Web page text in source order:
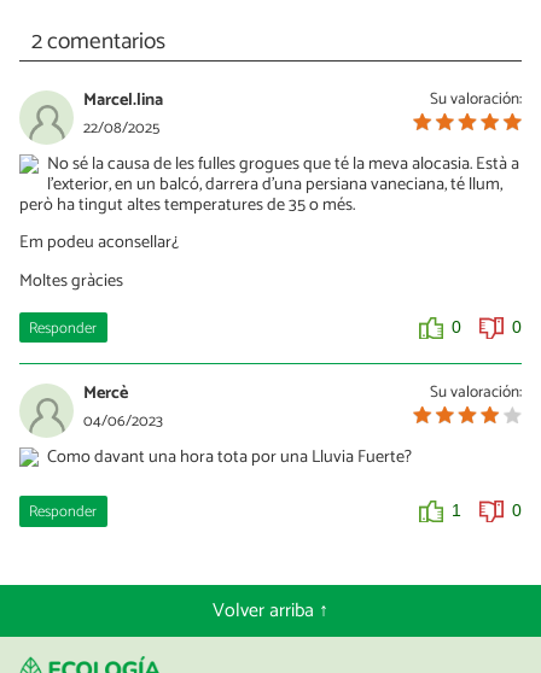
2 comentarios
Su valoración:
Marcel.lina
22/08/2025
No sé la causa de les fulles grogues que té la meva alocasia. Està a
l’exterior, en un balcó, darrera d’una persiana vaneciana, té llum,
però ha tingut altes temperatures de 35 o més.
Em podeu aconsellar¿
Moltes gràcies
Responder 0 0
Su valoración:
Mercè
04/06/2023
Como davant una hora tota por una Lluvia Fuerte?
Responder 1 0
Volver arriba ↑